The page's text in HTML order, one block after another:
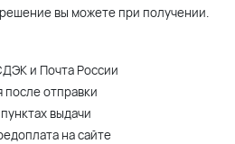
вы можете при получении.
и Почта России
после отправки
выдачи
на сайте